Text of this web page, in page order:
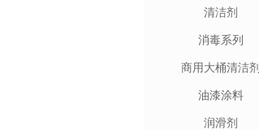
清洁剂
消毒系列
商用大桶清洁剂
油漆涂料
润滑剂